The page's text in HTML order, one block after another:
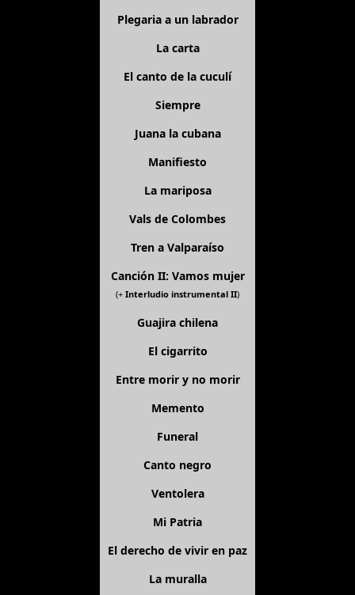
Plegaria a un labrador
La carta
El canto de la cuculí
Siempre
Juana la cubana
Manifiesto
La mariposa
Vals de Colombes
Tren a Valparaíso
Canción II: Vamos mujer
(+ Interludio instrumental II)
Guajira chilena
El cigarrito
Entre morir y no morir
Memento
Funeral
Canto negro
Ventolera
Mi Patria
El derecho de vivir en paz
La muralla